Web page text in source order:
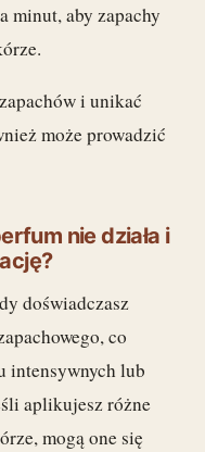
minut, aby zapachy
i unikać
może prowadzić
nie działa i
doświadczasz
co
intensywnych lub
aplikujesz różne
mogą one się